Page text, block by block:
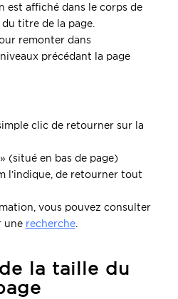
est affiché dans le corps de
titre de la page.
remonter dans
niveaux précédant la page
clic de retourner sur la
(situé en bas de page)
l’indique, de retourner tout
vous pouvez consulter
une recherche.
la taille du